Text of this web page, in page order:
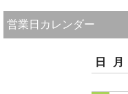
営業日カレンダー
日
月